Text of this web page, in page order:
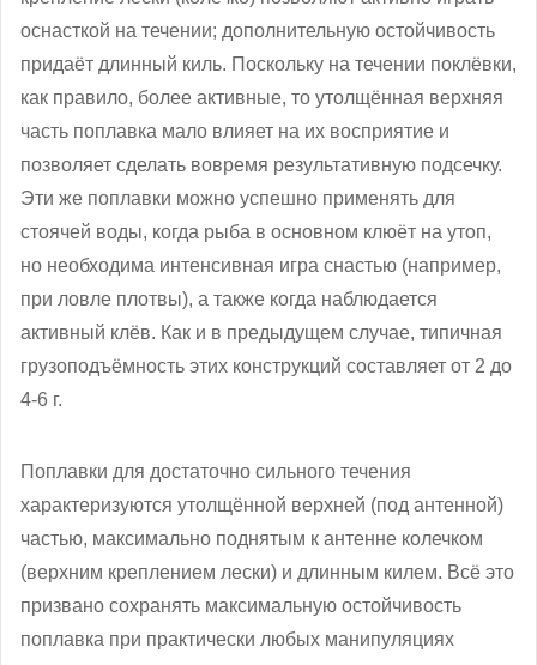
оснасткой на течении; дополнительную остойчивость
придаёт длинный киль. Поскольку на течении поклёвки,
как правило, более активные, то утолщённая верхняя
часть поплавка мало влияет на их восприятие и
позволяет сделать вовремя результативную подсечку.
Эти же поплавки можно успешно применять для
стоячей воды, когда рыба в основном клюёт на утоп,
но необходима интенсивная игра снастью (например,
при ловле плотвы), а также когда наблюдается
активный клёв. Как и в предыдущем случае, типичная
грузоподъёмность этих конструкций составляет от 2 до
4-6 г.
Поплавки для достаточно сильного течения
характеризуются утолщённой верхней (под антенной)
частью, максимально поднятым к антенне колечком
(верхним креплением лески) и длинным килем. Всё это
призвано сохранять максимальную остойчивость
поплавка при практически любых манипуляциях